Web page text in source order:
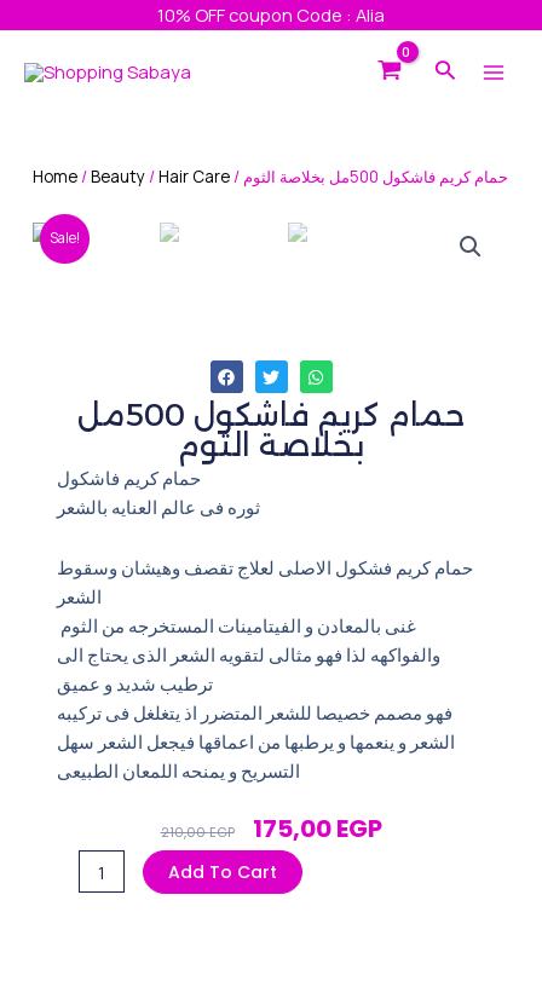
content
10% OFF coupon Code : Alia
Search
حمام كريم فاشكول 500مل
بخلاصة الثوم
حمام كريم فاشكول
ثوره فى عالم العنايه بالشعر
حمام كريم فشكول الاصلى لعلاج تقصف وهيشان وسقوط
الشعر
غنى بالمعادن و الفيتامينات المستخرجه من الثوم
والفواكهه لذا فهو مثالى لتقويه الشعر الذى يحتاج الى
ترطيب شديد و عميق
فهو مصمم خصيصا للشعر المتضرر اذ يتغلغل فى تركيبه
الشعر و ينعمها و يرطبها من اعماقها فيجعل الشعر سهل
التسريح و يمنحه اللمعان الطبيعى
210,00EGP Original
Price
Was:
175,00EGPCurrent
Add To Cart
Home/Beauty/Hair Care / حمام كريم فاشكول 500مل بخلاصة الثوم
Sale!